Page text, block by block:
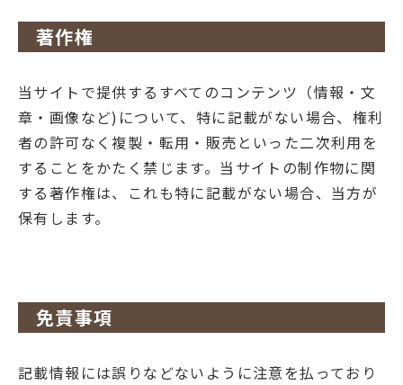
著作権
当サイトで提供するすべてのコンテンツ（情報・文
章・画像など)について、特に記載がない場合、権利
者の許可なく複製・転用・販売といった二次利用を
することをかたく禁じます。当サイトの制作物に関
する著作権は、これも特に記載がない場合、当方が
保有します。
免責事項
記載情報には誤りなどないように注意を払っており